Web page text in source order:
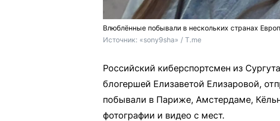
Влюблённые побывали в нескольких странах
Источник: «sony9sha» / T.me
Российский киберспортсмен из
блогершей Елизаветой Елизаровой,
побывали в Париже, Амстердаме,
фотографии и видео с мест.